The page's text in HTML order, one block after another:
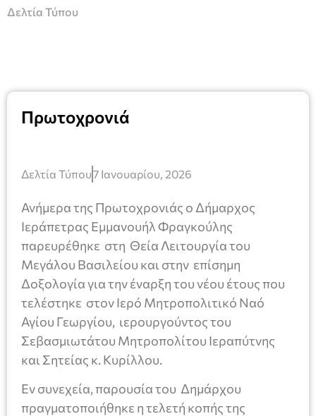
Δελτία Τύπου
Πρωτοχρονιά
Δελτία Τύπου7 Ιανουαρίου, 2026
Ανήμερα της Πρωτοχρονιάς ο Δήμαρχος
Ιεράπετρας Εμμανουήλ Φραγκούλης
παρευρέθηκε στη Θεία Λειτουργία του
Μεγάλου Βασιλείου και στην επίσημη
Δοξολογία για την έναρξη του νέου έτους που
τελέστηκε στον Ιερό Μητροπολιτικό Ναό
Αγίου Γεωργίου, ιερουργούντος του
Σεβασμιωτάτου Μητροπολίτου Ιεραπύτνης
και Σητείας κ. Κυρίλλου.
Εν συνεχεία, παρουσία του Δημάρχου
πραγματοποιήθηκε η τελετή κοπής της